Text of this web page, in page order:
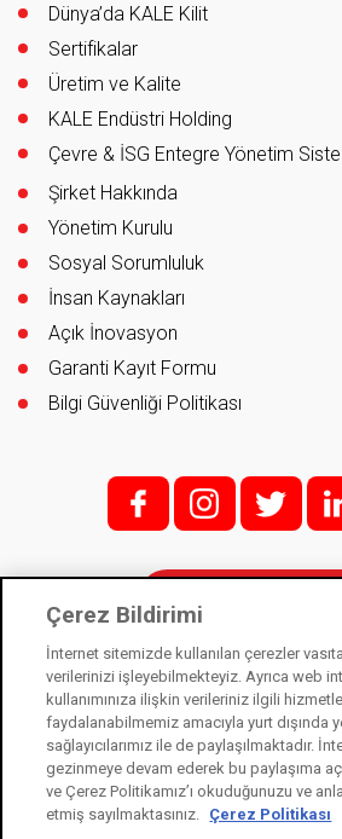
Dünya’da KALE Kilit
Sertifikalar
Üretim ve Kalite
KALE Endüstri Holding
Çevre & İSG Entegre Yönetim
Şirket Hakkında
Yönetim Kurulu
Sosyal Sorumluluk
İnsan Kaynakları
Açık İnovasyon
Garanti Kayıt Formu
Bilgi Güvenliği Politikası
f; i; t l
Kale Kilit bir Kale Endüstri Holding
Kişisel Verilerin Korunması Kanunu
Bilgi Toplumu Hizmetleri
Çerez Kullanım Bildirimi
Çerez Bildirimi
İnternet sitemizde kullanılan çerezler
verilerinizi işleyebilmekteyiz. Ayrıca web
kullanımınıza ilişkin verileriniz ilgili
faydalanabilmemiz amacıyla yurt dışında
sağlayıcılarımız ile de paylaşılmaktadır.
gezinmeye devam ederek bu paylaşıma
ve Çerez Politikamız’ı okuduğunuzu ve
etmiş sayılmaktasınız. Çerez Politikası